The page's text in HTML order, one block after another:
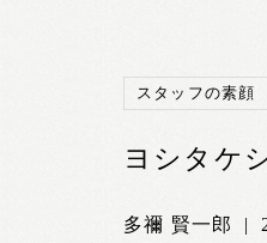
スタッフの素顔
ヨシタケ
多禰 賢一郎 |